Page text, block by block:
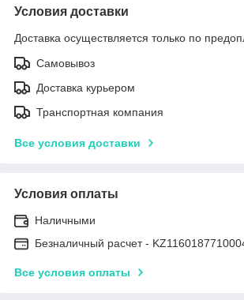
Условия доставки
Доставка осуществляется только по
Самовывоз
Доставка курьером
Транспортная компания
Все условия доставки
Условия оплаты
Наличными
Безналичный расчет -
Все условия оплаты